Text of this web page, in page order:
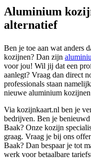
Aluminium
alternatief
Ben je toe aan wat anders
kozijnen? Dan zijn
voor jou! Wil jij dat een
aanlegt? Vraag dan direct
professionals staan
nieuwe aluminium
Via kozijnkaart.nl ben je
bedrijven. Ben je
Baak? Onze kozijn
graag. Vraag je bij ons
Baak? Dan bespaar je tot
werk voor betaalbare